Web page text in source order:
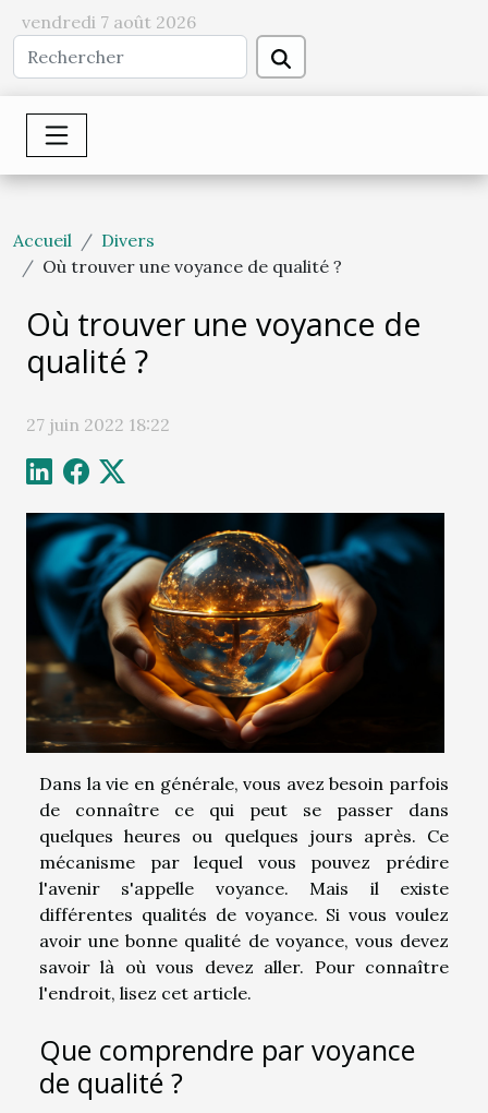
vendredi 7 août 2026
Accueil
Divers
Où trouver une voyance de qualité ?
Où trouver une voyance de
qualité ?
27 juin 2022 18:22
Dans la vie en générale, vous avez besoin parfois
de connaître ce qui peut se passer dans
quelques heures ou quelques jours après. Ce
mécanisme par lequel vous pouvez prédire
l'avenir s'appelle voyance. Mais il existe
différentes qualités de voyance. Si vous voulez
avoir une bonne qualité de voyance, vous devez
savoir là où vous devez aller. Pour connaître
l'endroit, lisez cet article.
Que comprendre par voyance
de qualité ?